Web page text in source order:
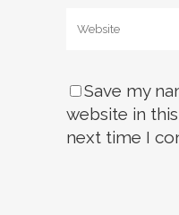
Save my
website in
next time I